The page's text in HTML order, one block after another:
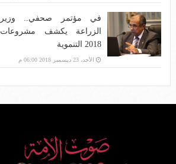
في مؤتمر صحفي.. وزير
الزراعة يكشف مشروعات
2018 التنموية
الأحد، 23 ديسمبر 2018 06:00 م